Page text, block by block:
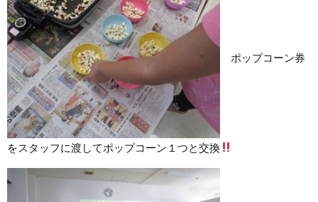
ポップコーン券
をスタッフに渡してポップコーン１つと交換